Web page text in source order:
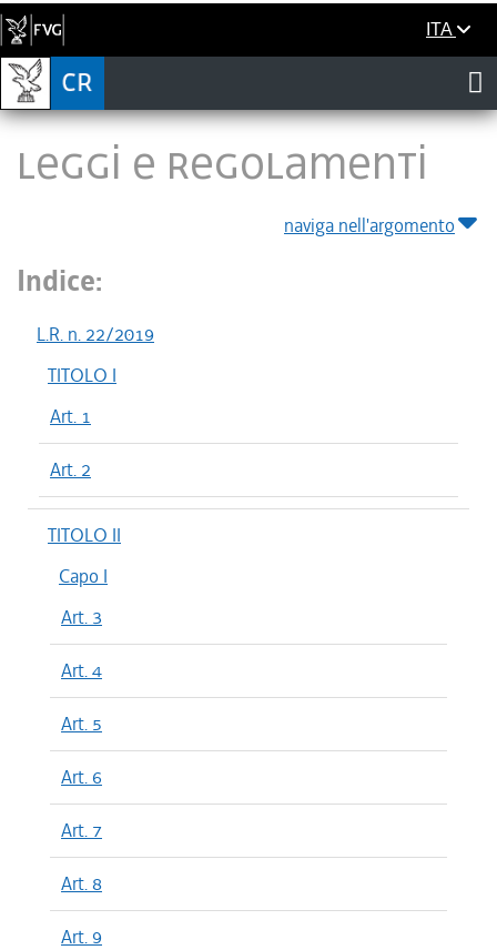
ITA
LEGGI E REGOLAMENTI
naviga nell'argomento
Indice:
L.R. n. 22/2019
TITOLO I
Art. 1
Art. 2
TITOLO II
Capo I
Art. 3
Art. 4
Art. 5
Art. 6
Art. 7
Art. 8
Art. 9